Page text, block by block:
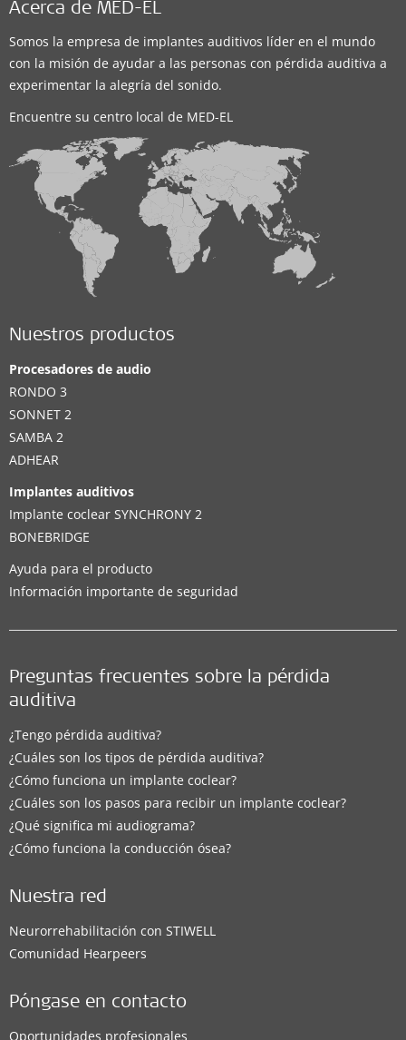
Acerca de MED-EL
Somos la empresa de implantes auditivos líder en el mundo
con la misión de ayudar a las personas con pérdida auditiva a
experimentar la alegría del sonido.
Encuentre su centro local de MED-EL
Nuestros productos
Procesadores de audio
RONDO 3
SONNET 2
SAMBA 2
ADHEAR
Implantes auditivos
Implante coclear SYNCHRONY 2
BONEBRIDGE
Ayuda para el producto
Información importante de seguridad
Preguntas frecuentes sobre la pérdida
auditiva
¿Tengo pérdida auditiva?
¿Cuáles son los tipos de pérdida auditiva?
¿Cómo funciona un implante coclear?
¿Cuáles son los pasos para recibir un implante coclear?
¿Qué significa mi audiograma?
¿Cómo funciona la conducción ósea?
Nuestra red
Neurorrehabilitación con STIWELL
Comunidad Hearpeers
Póngase en contacto
Oportunidades profesionales